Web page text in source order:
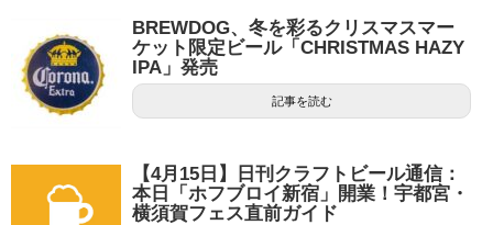
BREWDOG、冬を彩るクリスマスマー
ケット限定ビール「CHRISTMAS HAZY
IPA」発売
記事を読む
【4月15日】日刊クラフトビール通信：
本日「ホフブロイ新宿」開業！宇都宮・
横須賀フェス直前ガイド